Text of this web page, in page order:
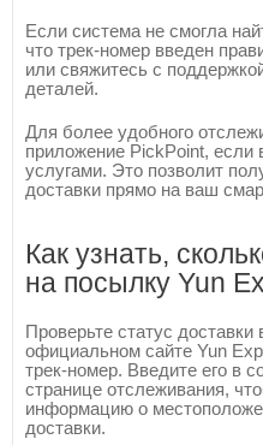
Если система не смогла
что трек-номер введен
или свяжитесь с
деталей.
Для более удобного
приложение PickPoint, если
услугами. Это позволит
доставки прямо на ваш
Как узнать,
на посылку Yun
Проверьте статус
официальном сайте Yun
трек-номер. Введите его в
странице отслеживания,
информацию о
доставки.